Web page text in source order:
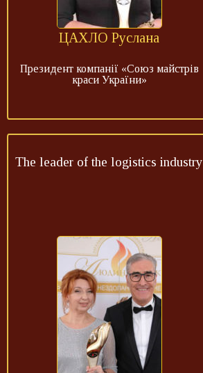
ЦАХЛО Руслана
Президент компанії «Союз майстрів
краси України»
The leader of the logistics industry